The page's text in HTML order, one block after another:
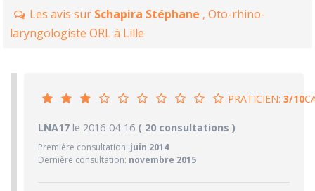
Les avis sur Schapira Stéphane , Oto-rhino-
laryngologiste ORL à Lille
PRATICIEN: 3/10
PRATICIEN3/10
0/10 Confiance accordée
LNA17 le 2016-04-16 ( 20 consultations )
Première consultation: juin 2014
Dernière consultation: novembre 2015